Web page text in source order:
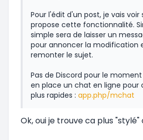
Pour l'édit d'un post, je vais voir
propose cette fonctionnalité.
simple sera de laisser un
pour annoncer la modification
remonter le sujet.
Pas de Discord pour le
en place un chat en ligne pour
plus rapides : app.php/mchat
Ok, oui je trouve ca plus "stylé"